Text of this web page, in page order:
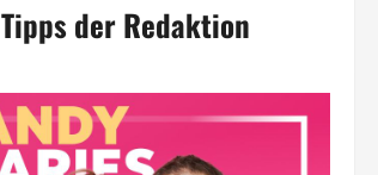
Tipps der Redaktion